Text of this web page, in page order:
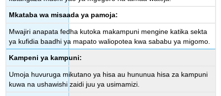
Mkataba wa misaada ya pamoja:
Mwajiri anapata fedha kutoka makampuni mengine katika sekta
ya kufidia baadhi ya mapato waliopotea kwa sababu ya migomo.
Kampeni ya kampuni:
Umoja huvuruga mikutano ya hisa au hununua hisa za kampuni
kuwa na ushawishi zaidi juu ya usimamizi.